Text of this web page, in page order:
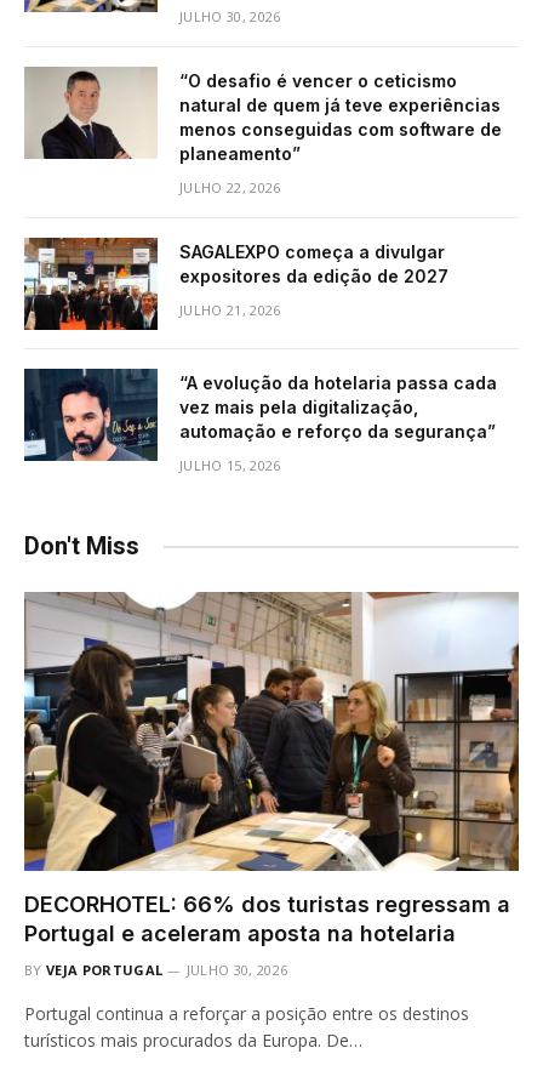
JULHO 30, 2026
“O desafio é vencer o ceticismo
natural de quem já teve experiências
menos conseguidas com software de
planeamento”
JULHO 22, 2026
SAGALEXPO começa a divulgar
expositores da edição de 2027
JULHO 21, 2026
“A evolução da hotelaria passa cada
vez mais pela digitalização,
automação e reforço da segurança”
JULHO 15, 2026
Don't Miss
DECORHOTEL: 66% dos turistas regressam a
Portugal e aceleram aposta na hotelaria
BY VEJA PORTUGAL JULHO 30, 2026
Portugal continua a reforçar a posição entre os destinos
turísticos mais procurados da Europa. De…